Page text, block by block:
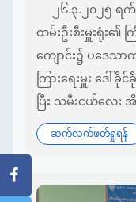
၂၆.၃.၂၀၂၅ ရက်
ထမ်းဦးစီးမှူးရုံး၏
ကျောင်း၌ ပဒေသ
ကြားရေးမှူး ဒေါ်ခို
ပြီး သမီးငယ်လေး
ဆက်လက်ဖတ်ရှုရန်